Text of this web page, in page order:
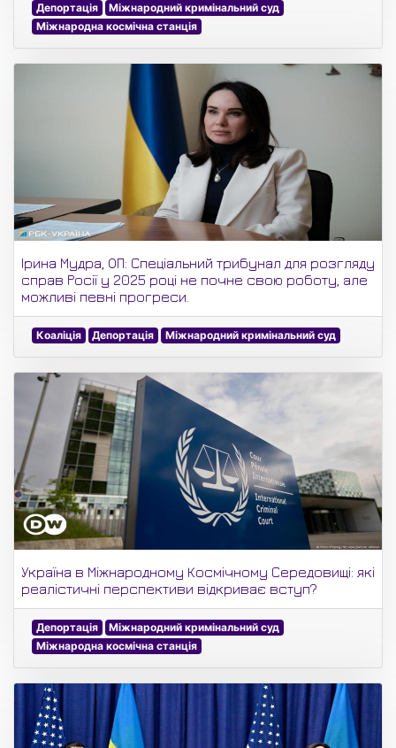
Депортація
Міжнародний кримінальний суд
Міжнародна космічна станція
Ірина Мудра, ОП: Спеціальний трибунал для розгляду
справ Росії у 2025 році не почне свою роботу, але
можливі певні прогреси.
Коаліція Депортація Міжнародний кримінальний суд
Україна в Міжнародному Космічному Середовищі: які
реалістичні перспективи відкриває вступ?
Депортація
Міжнародний кримінальний суд
Міжнародна космічна станція